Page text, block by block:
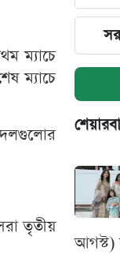
ম্যাচে
ম্যাচে
দলগুলোর
তৃতীয়
আগস্ট)